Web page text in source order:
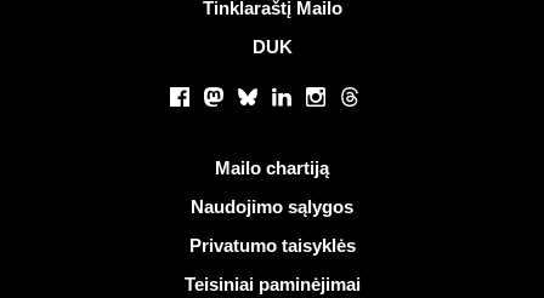
Tinklaraštį Mailo
DUK
Facebook
Mastodon
BlueskyLinkedInInstagram
Threads
Mailo chartiją
Naudojimo sąlygos
Privatumo taisyklės
Teisiniai paminėjimai